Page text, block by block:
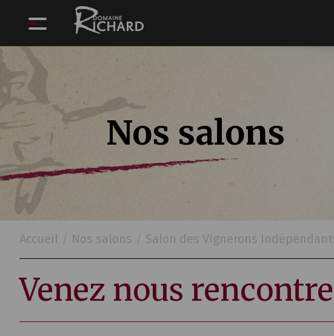
Nos salons
Accueil / Nos salons / Salon des Vignerons
Venez nous